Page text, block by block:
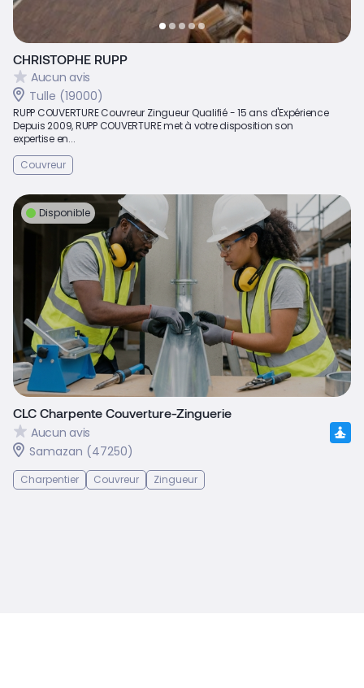
CHRISTOPHE RUPP
Aucun avis
Tulle (19000)
RUPP COUVERTURE Couvreur Zingueur Qualifié - 15 ans d'Expérience
Depuis 2009, RUPP COUVERTURE met à votre disposition son
expertise en...
Couvreur
Disponible
CLC Charpente Couverture-Zinguerie
Aucun avis
Samazan (47250)
Charpentier Couvreur Zingueur